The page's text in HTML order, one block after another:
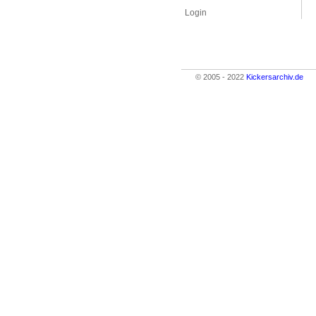
Login
© 2005 - 2022 Kickersarchiv.de